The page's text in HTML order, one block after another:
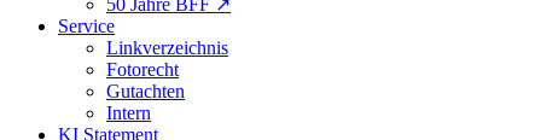
Service
Linkverzeichnis
Fotorecht
Gutachten
Intern
KI Statement